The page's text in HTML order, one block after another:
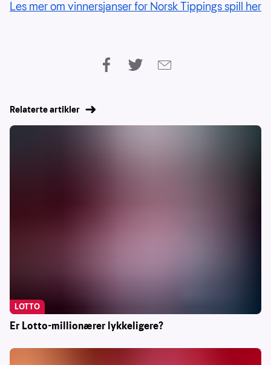
Les mer om vinnersjanser for Norsk Tippings spill her
Relaterte artikler
Er Lotto-millionærer lykkeligere?
LOTTO